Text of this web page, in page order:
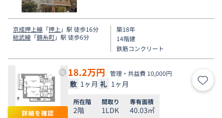
京成押上線 「押上 」駅 徒歩16分
総武線 「錦糸町」駅 徒歩6分
築18年
14階建
鉄筋コンクリート
詳細を確認
18.2万円 管理・共益費 10,000円
敷 1ヶ月 礼 1ヶ月 お気
所在階
2階
間取り
1LDK
専有面積
40.03㎡